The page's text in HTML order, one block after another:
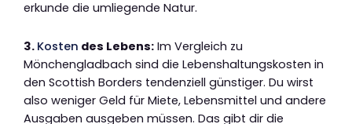
erkunde die umliegende Natur.
3. Kosten des Lebens: Im Vergleich zu
Mönchengladbach sind die Lebenshaltungskosten in
den Scottish Borders tendenziell günstiger. Du wirst
also weniger Geld für Miete, Lebensmittel und andere
Ausgaben ausgeben müssen. Das gibt dir die